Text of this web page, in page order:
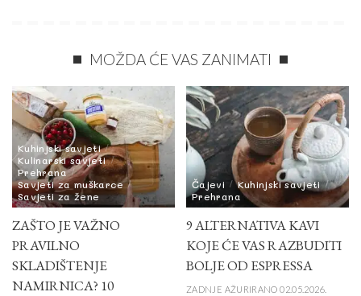
MOŽDA ĆE VAS ZANIMATI
Kuhinjski savjeti
Kulinarski savjeti
Prehrana
Savjeti za muškarce
Savjeti za žene
ZAŠTO JE VAŽNO
PRAVILNO
SKLADIŠTENJE
NAMIRNICA? 10
Čajevi
Kuhinjski savjeti
Prehrana
9 ALTERNATIVA KAVI
KOJE ĆE VAS RAZBUDITI
BOLJE OD ESPRESSA
ZADNJE AŽURIRANO 02.05.2026.